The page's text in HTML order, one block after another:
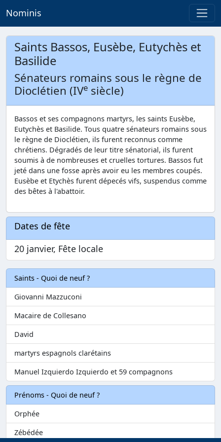
Nominis
Saints Bassos, Eusèbe, Eutychès et
Basilide
Sénateurs romains sous le règne de
Dioclétien (IVe siècle)
Bassos et ses compagnons martyrs, les saints Eusèbe,
Eutychès et Basilide. Tous quatre sénateurs romains sous
le règne de Dioclétien, ils furent reconnus comme
chrétiens. Dégradés de leur titre sénatorial, ils furent
soumis à de nombreuses et cruelles tortures. Bassos fut
jeté dans une fosse après avoir eu les membres coupés.
Eusèbe et Etychès furent dépecés vifs, suspendus comme
des bêtes à l'abattoir.
Dates de fête
20 janvier, Fête locale
Saints - Quoi de neuf ?
Giovanni Mazzuconi
Macaire de Collesano
David
martyrs espagnols clarétains
Manuel Izquierdo Izquierdo et 59 compagnons
Prénoms - Quoi de neuf ?
Orphée
Zébédée